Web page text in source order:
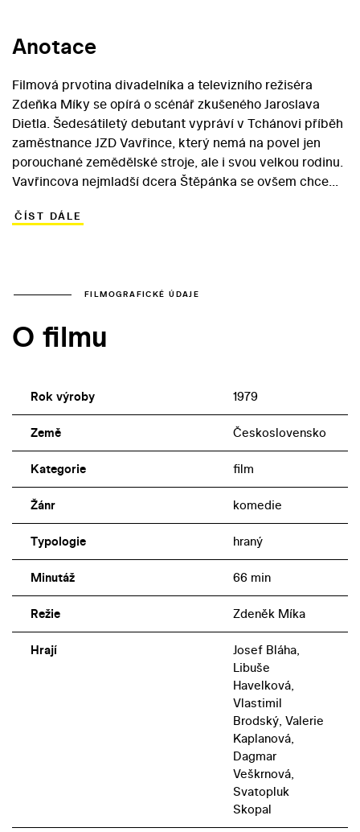
Anotace
Filmová prvotina divadelníka a televizního režiséra
Zdeňka Míky se opírá o scénář zkušeného Jaroslava
Dietla. Šedesátiletý debutant vypráví v Tchánovi příběh
zaměstnance JZD Vavřince, který nemá na povel jen
porouchané zemědělské stroje, ale i svou velkou rodinu.
Vavřincova nejmladší dcera Štěpánka se ovšem chce
bojkotuje proto otcovo přání, aby studovala na vysoké
Josef Bláha jako Vavřinec, Dagmar Veškrnová coby
neústupného nápadníka. V roli dědečka se blýskl
ČÍST DÁLE
FILMOGRAFICKÉ ÚDAJE
O filmu
Rok výroby 1979
Země Československo
Kategorie film
Žánr komedie
Typologie hraný
Minutáž 66 min
Režie Zdeněk Míka
Hrají
Josef Bláha,
Libuše
Havelková,
Vlastimil
Brodský, Valerie
Kaplanová,
Dagmar
Veškrnová,
Svatopluk
Skopal